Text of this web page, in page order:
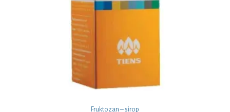
Fruktozan – sirop